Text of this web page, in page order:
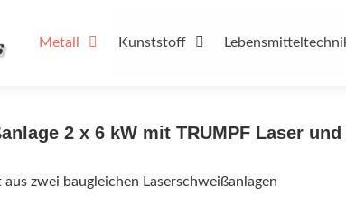
Metall Kunststoff
2 x 6 kW mit TRUMPF Laser
aus zwei baugleichen Laserschweißanlagen